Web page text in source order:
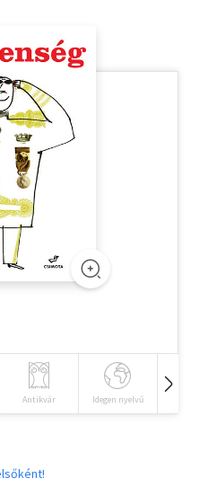
Antikvár Idegen nyelvű